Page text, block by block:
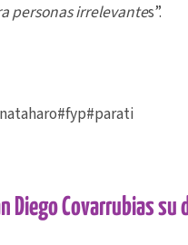
personas irrelevantes”.
#fyp#parati
Diego Covarrubias su